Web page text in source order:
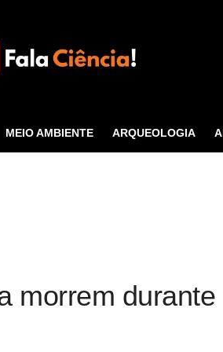
Tecnologia
MEIO AMBIENTE ARQUEOLOGIA
morrem